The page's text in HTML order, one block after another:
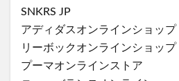
SNKRS JP
アディダスオンラインショップ
リーボックオンラインショップ
プーマオンラインストア